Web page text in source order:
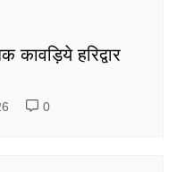
हरिद्वार
0